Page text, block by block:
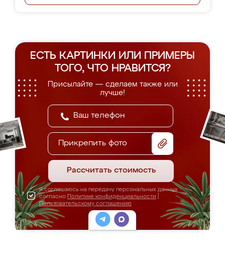
ЕСТЬ КАРТИНКИ ИЛИ ПРИМЕРЫ
ТОГО, ЧТО НРАВИТСЯ?
Присылайте — сделаем также или
лучше!
Прикрепить фото
Рассчитать стоимость
Я соглашаюсь на передачу персональных данных
согласно Политике конфиденциальности
Пользовательскому соглашению